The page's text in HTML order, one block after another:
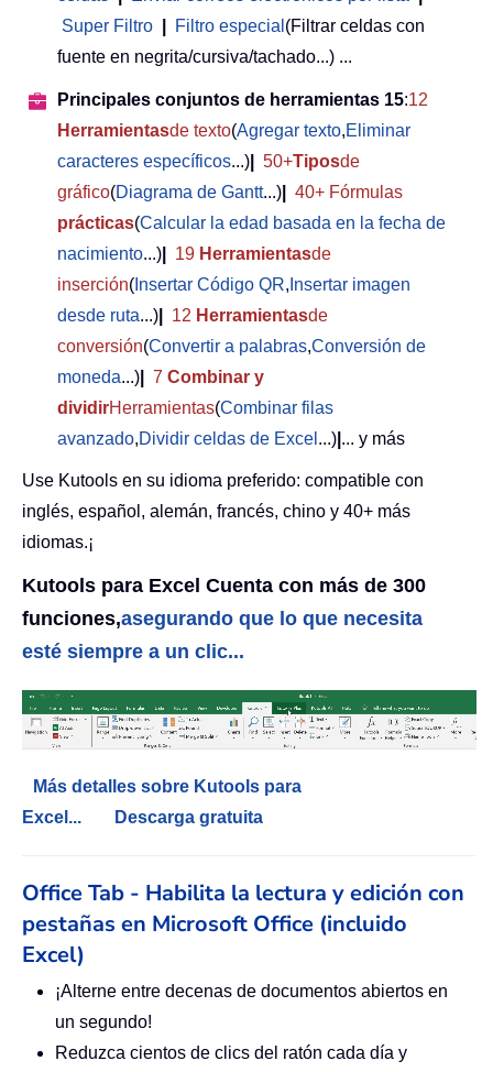
Super Filtro
Filtro especial (Filtrar celdas con
fuente en negrita/cursiva/tachado...) ...
Principales conjuntos de herramientas 15:12
Herramientasde texto(Agregar texto,Eliminar
caracteres específicos...) 50+Tiposde
gráfico(Diagrama de Gantt...)
40+ Fórmulas
prácticas(Calcular la edad basada en la fecha de
nacimiento...) 19 Herramientasde
inserción( Insertar Código QR, Insertar imagen
desde ruta...) 12 Herramientasde
conversión(Convertir a palabras,Conversión de
moneda...) 7 Combinar y
dividirHerramientas(Combinar filas
avanzado,Dividir celdas de Excel ...) ... y más
Use Kutools en su idioma preferido: compatible con
inglés, español, alemán, francés, chino y 40+ más
idiomas.¡
Kutools para Excel Cuenta con más de 300
funciones,asegurando que lo que necesita
esté siempre a un clic...
Más detalles sobre Kutools para
Excel...
Descarga gratuita
Office Tab - Habilita la lectura y edición con
pestañas en Microsoft Office (incluido
Excel)
¡Alterne entre decenas de documentos abiertos en
un segundo!
Reduzca cientos de clics del ratón cada día y